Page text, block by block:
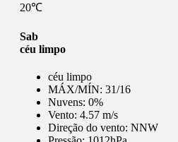
20℃
Sab
céu limpo
céu limpo
MÁX/MÍN: 31/16
Nuvens: 0%
Vento: 4.57 m/s
Direção do vento: NNW